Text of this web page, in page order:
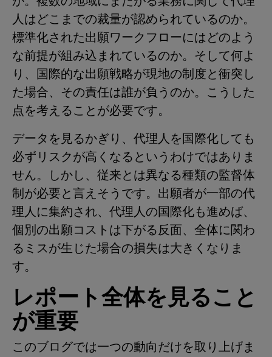
人はどこまでの裁量が認められているのか。
標準化された出願ワークフローにはどのよう
な前提が組み込まれているのか。そして何よ
り、国際的な出願戦略が現地の制度と衝突し
た場合、その責任は誰が負うのか。こうした
点を考えることが必要です。
データを見るかぎり、代理人を国際化しても
必ずリスクが高くなるというわけではありま
せん。しかし、従来とは異なる種類の監督体
制が必要と言えそうです。出願者が一部の代
理人に集約され、代理人の国際化も進めば、
個別の出願コストは下がる反面、全体に関わ
るミスが生じた場合の損失は大きくなりま
す。
レポート全体を見ること
が重要
このブログでは一つの動向だけを取り上げま